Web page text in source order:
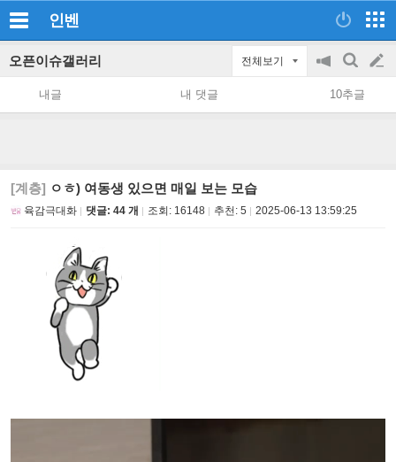
인벤
오픈이슈갤러리 전체보기
공
지
on/off
검
색
글
쓰
내글 내 댓글 10추글
[계층] ㅇㅎ) 여동생 있으면 매일 보는 모습
육감극대화 댓글: 44 개 조회: 16148 추천: 5 2025-06-13 13:59:25